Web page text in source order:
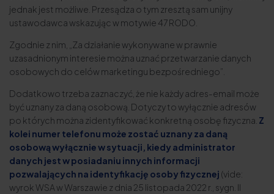
jednak jest możliwe. Przesądza o tym zresztą sam unijny
ustawodawca wskazując w motywie 47 RODO.
Zgodnie z nim, „Za działanie wykonywane w prawnie
uzasadnionym interesie można uznać przetwarzanie danych
osobowych do celów marketingu bezpośredniego”.
Dodatkowo trzeba zaznaczyć, że nie każdy adres-email może
być uznany za daną osobową. Dotyczy to wyłącznie adresów
po których można zidentyfikować konkretną osobę fizyczna. Z
kolei numer telefonu może zostać uznany za daną
osobową wyłącznie w sytuacji, kiedy administrator
danych jest w posiadaniu innych informacji
pozwalających na identyfikację osoby fizycznej (vide:
wyrok WSA w Warszawie z dnia 25 listopada 2022 r., sygn. II